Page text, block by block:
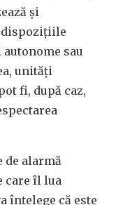
și
dispozițiile
sau
unități
fi, după caz,
de alarmă
care îl lua
înțelege că este